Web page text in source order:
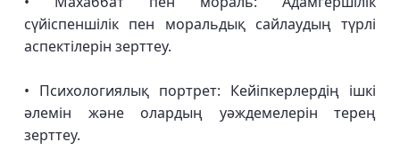
сүйіспеншілік пен моральдық сайлаудың түрлі
аспектілерін зерттеу.
• Психологиялық портрет: Кейіпкерлердің ішкі
әлемін және олардың уәждемелерін терең
зерттеу.